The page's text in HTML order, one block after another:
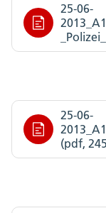
25-06-
25-06-
(pdf,